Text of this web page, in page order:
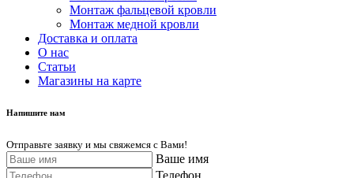
Монтаж фальцевой кровли
Монтаж медной кровли
Доставка и оплата
О нас
Cтатьи
Магазины на карте
Напишите нам
Отправьте заявку и мы свяжемся с Вами!
Ваше имя
Телефон